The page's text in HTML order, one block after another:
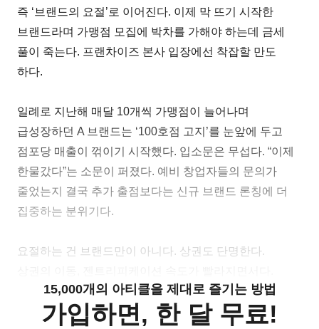
즉 ‘브랜드의 요절’로 이어진다. 이제 막 뜨기 시작한
브랜드라며 가맹점 모집에 박차를 가해야 하는데 금세
풀이 죽는다. 프랜차이즈 본사 입장에선 착잡할 만도
하다.
일례로 지난해 매달 10개씩 가맹점이 늘어나며
급성장하던 A 브랜드는 ‘100호점 고지’를 눈앞에 두고
점포당 매출이 꺾이기 시작했다. 입소문은 무섭다. “이제
한물갔다”는 소문이 퍼졌다. 예비 창업자들의 문의가
줄었는지 결국 추가 출점보다는 신규 브랜드 론칭에 더
집중하는 분위기다.
요절하는 건 브랜드만이 아니다. 상권도 단명한다.
15,000개의 아티클을 제대로 즐기는 방법
가입하면, 한 달 무료!